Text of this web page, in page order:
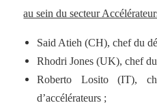
au sein du secteur
Said Atieh (CH), chef du
Rhodri Jones (UK), chef
Roberto Losito (IT),
d’accélérateurs ;